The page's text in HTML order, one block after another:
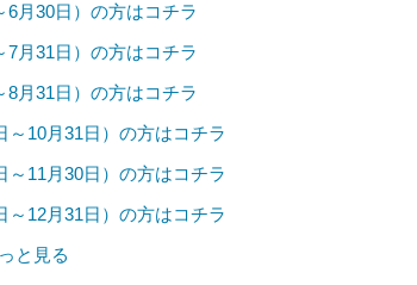
6月30日）の方はコチラ
7月31日）の方はコチラ
8月31日）の方はコチラ
～10月31日）の方はコチラ
～11月30日）の方はコチラ
～12月31日）の方はコチラ
と見る